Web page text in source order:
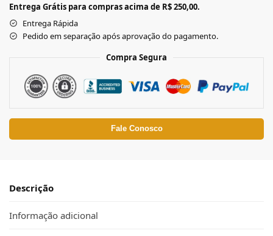
Entrega Grátis para compras acima de R$ 250,00.
Entrega Rápida
Pedido em separação após aprovação do pagamento.
Compra Segura
Fale Conosco
Descrição
Informação adicional